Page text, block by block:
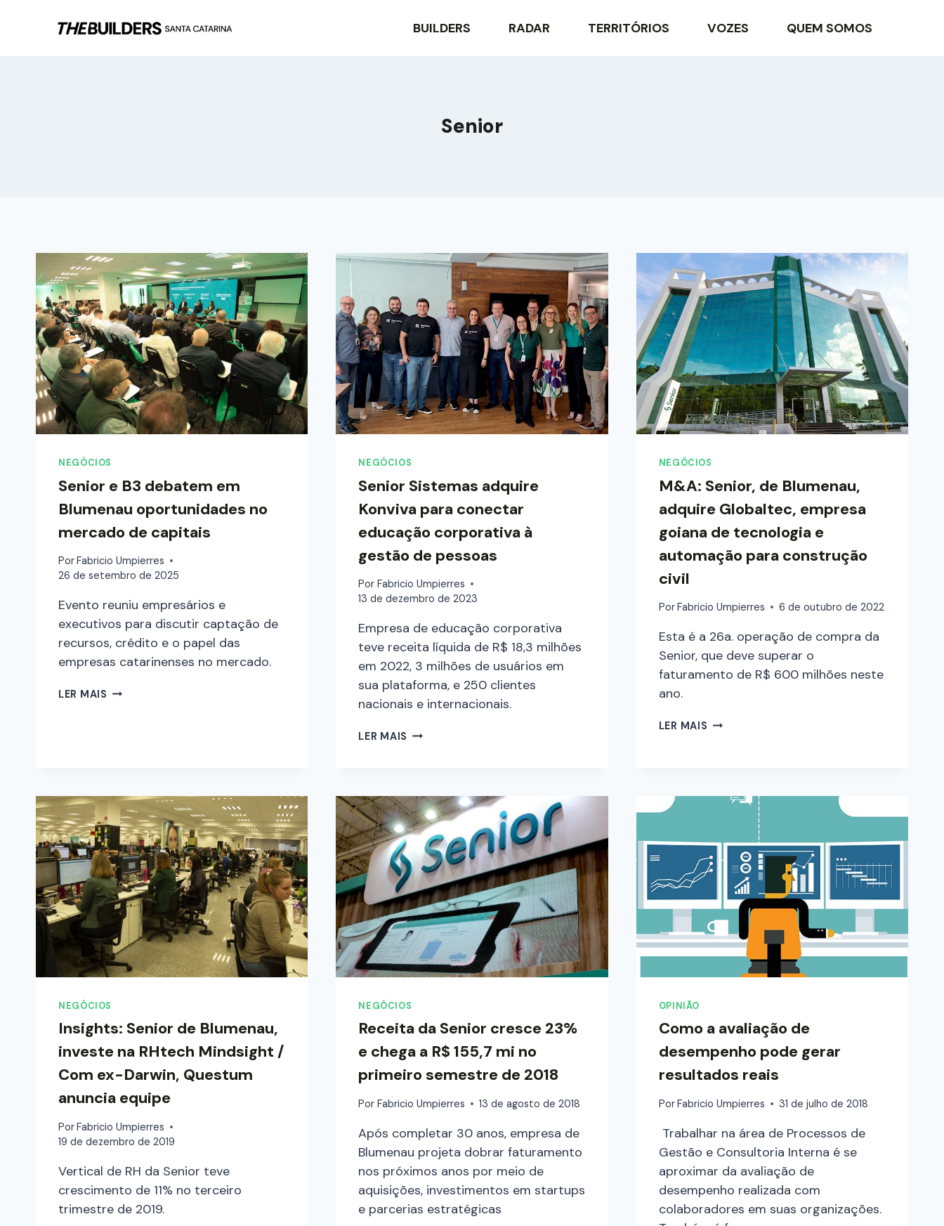
BUILDERS RADAR TERRITÓRIOS VOZES QUEM SOMOS
Senior
NEGÓCIOS
Senior e B3 debatem em
Blumenau oportunidades no
mercado de capitais
PorFabricio Umpierres
26 de setembro de 2025
Evento reuniu empresários e
executivos para discutir captação de
recursos, crédito e o papel das
empresas catarinenses no mercado.
LER MAIS
NEGÓCIOS
Senior Sistemas adquire
Konviva para conectar
educação corporativa à
gestão de pessoas
Por Fabricio Umpierres
13 de dezembro de 2023
Empresa de educação corporativa
teve receita líquida de R$ 18,3 milhões
em 2022, 3 milhões de usuários em
sua plataforma, e 250 clientes
nacionais e internacionais.
LER MAIS
NEGÓCIOS
M&A: Senior, de Blumenau,
adquire Globaltec, empresa
goiana de tecnologia e
automação para construção
civil
PorFabricio Umpierres 6 de outubro de 2022
Esta é a 26a. operação de compra da
Senior, que deve superar o
faturamento de R$ 600 milhões neste
ano.
LER MAIS
NEGÓCIOS
Insights: Senior de Blumenau,
investe na RHtech Mindsight /
Com ex-Darwin, Questum
anuncia equipe
PorFabricio Umpierres
19 de dezembro de 2019
Vertical de RH da Senior teve
crescimento de 11% no terceiro
trimestre de 2019.
NEGÓCIOS
Receita da Senior cresce 23%
e chega a R$ 155,7 mi no
primeiro semestre de 2018
Por Fabricio Umpierres 13 de agosto de 2018
Após completar 30 anos, empresa de
Blumenau projeta dobrar faturamento
nos próximos anos por meio de
aquisições, investimentos em startups
e parcerias estratégicas
OPINIÃO
Como a avaliação de
desempenho pode gerar
resultados reais
PorFabricio Umpierres 31 de julho de 2018
Trabalhar na área de Processos de
Gestão e Consultoria Interna é se
aproximar da avaliação de
desempenho realizada com
colaboradores em suas organizações.